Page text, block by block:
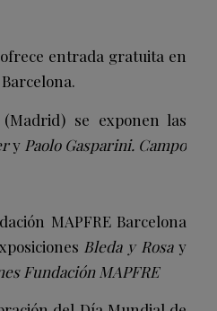
entrada gratuita en
se exponen las
y Paolo Gasparini. Campo
MAPFRE Barcelona
Bleda y Rosay
Fundación MAPFRE